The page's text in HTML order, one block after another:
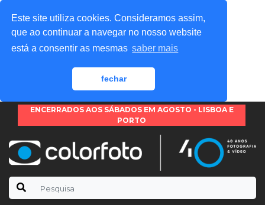
Este site utiliza cookies. Consideramos assim,
que ao continuar a navegar no nosso website
está a consentir as mesmas saber mais
fechar
ENCERRADOS AOS SÁBADOS EM AGOSTO - LISBOA E
PORTO